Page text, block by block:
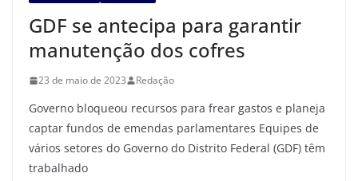
GDF se antecipa para garantir
manutenção dos cofres
23 de maio de 2023 Redação
Governo bloqueou recursos para frear gastos e planeja
captar fundos de emendas parlamentares Equipes de
vários setores do Governo do Distrito Federal (GDF) têm
trabalhado